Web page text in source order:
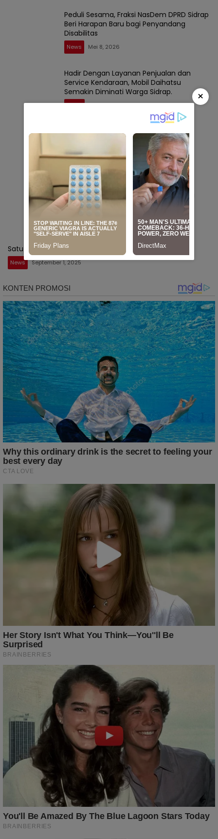
Peduli Sesama, Fraksi NasDem DPRD Sidrap
Beri Harapan Baru bagi Penyandang
Disabilitas
News Mei 8, 2026
Hadir Dengan Layanan Penjualan dan
Service Kendaraan, Mobil Daihatsu
Semakin Diminati Warga Sidrap.
Berita April 11, 2026
Terindikasi Langgar Kebijakan Menhub,
UPPKB Tana Batue Beroperasi Hingga
Subuh Saat Posko Angkutan Lebaran
Berlangsung
News Maret 18, 2026
Kajari Sidrap Lantik Kasi Datun dan Kasi
Pidum Baru
Satu topnews
News September 1, 2025
×